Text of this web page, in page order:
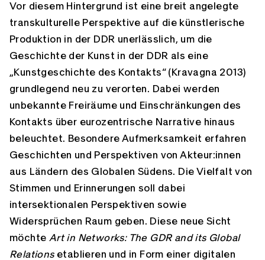
Vor diesem Hintergrund ist eine breit angelegte
transkulturelle Perspektive auf die künstlerische
Produktion in der DDR unerlässlich, um die
Geschichte der Kunst in der DDR als eine
„Kunstgeschichte des Kontakts“ (Kravagna 2013)
grundlegend neu zu verorten. Dabei werden
unbekannte Freiräume und Einschränkungen des
Kontakts über eurozentrische Narrative hinaus
beleuchtet. Besondere Aufmerksamkeit erfahren
Geschichten und Perspektiven von Akteur:innen
aus Ländern des Globalen Südens. Die Vielfalt von
Stimmen und Erinnerungen soll dabei
intersektionalen Perspektiven sowie
Widersprüchen Raum geben. Diese neue Sicht
möchte Art in Networks: The GDR and its Global
Relationsetablieren und in Form einer digitalen